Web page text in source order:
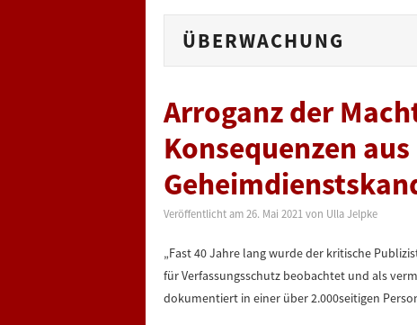
ÜBERWACHUNG
Arroganz der
Konsequenzen aus
Veröffentlicht am 26. Mai 2021 von Ulla Jelpke
„Fast 40 Jahre lang wurde der kritische
für Verfassungsschutz beobachtet und als
dokumentiert in einer über 2.000seitigen